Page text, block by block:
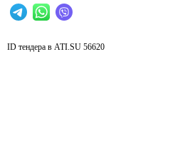
ID тендера в ATI.SU 56620